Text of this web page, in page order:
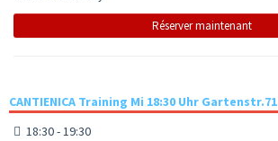
Réserver maintenant
CANTIENICA Training Mi 18:30 Uhr Gartenstr.71
18:30 - 19:30